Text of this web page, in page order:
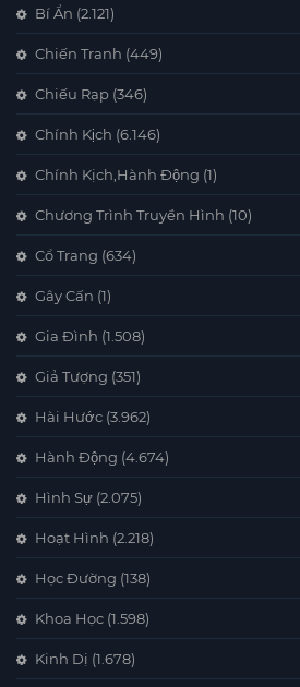
Bí Ẩn (2.121)
Chiến Tranh (449)
Chiếu Rạp (346)
Chính Kịch (6.146)
Chính Kịch,Hành Động (1)
Chương Trình Truyền Hình (10)
Cổ Trang (634)
Gây Cấn (1)
Gia Đình (1.508)
Giả Tượng (351)
Hài Hước (3.962)
Hành Động (4.674)
Hình Sự (2.075)
Hoạt Hình (2.218)
Học Đường (138)
Khoa Học (1.598)
Kinh Dị (1.678)